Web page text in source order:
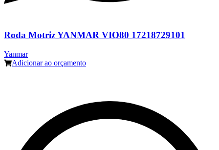
Roda Motriz YANMAR VIO80 17218729101
Yanmar
Adicionar ao orçamento